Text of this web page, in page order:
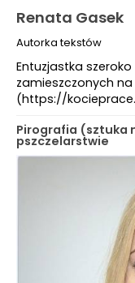
Renata Gasek
Autorka tekstów
Entuzjastka
zamieszczonych
(https://
Pirografia (sztuka
pszczelarstwie